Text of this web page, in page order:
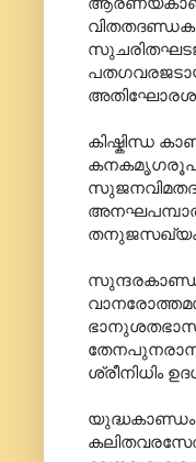
കിഷ്കിന്ധ
ശ്രീനിധിം
യുദ്ധകാണ്ഡം